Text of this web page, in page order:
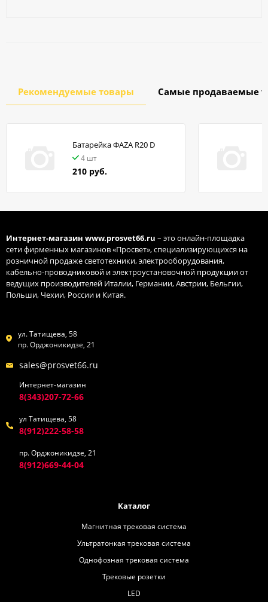
Рекомендуемые товары Самые продаваемые
Батарейка ФАZA R20 D
4 шт
210 руб.
Интернет-магазин www.prosvet66.ru – это онлайн-площадка
сети фирменных магазинов «Просвет», специализирующихся на
розничной продаже светотехники, электрооборудования,
кабельно-проводниковой и электроустановочной продукции от
ведущих производителей Италии, Германии, Австрии, Бельгии,
Польши, Чехии, России и Китая.
ул. Татищева, 58
пр. Орджоникидзе, 21
sales@prosvet66.ru
Интернет-магазин
8(343)207-72-66
ул Татищева, 58
8(912)222-58-58
пр. Орджоникидзе, 21
8(912)669-44-04
Каталог
Магнитная трековая система
Ультратонкая трековая система
Однофозная трековая система
Трековые розетки
LED